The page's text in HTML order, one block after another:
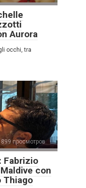
Aurora
occhi, tra
899 просмотров
Fabrizio
con
Thiago